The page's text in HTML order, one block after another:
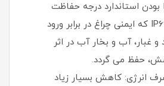
بودن استاندارد درجه حفاظت
محیطی IP65 و IP66 که ایمنی چراغ در برابر ورود
و غبار، آب و بخار آب در اثر
حفظ می گردد.
انرژی: کاهش بسیار زیاد